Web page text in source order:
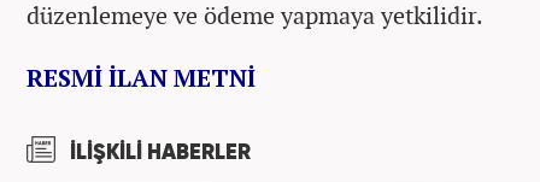
düzenlemeye ve ödeme yapmaya yetkilidir.
RESMİ İLAN METNİ
İLİŞKİLİ HABERLER